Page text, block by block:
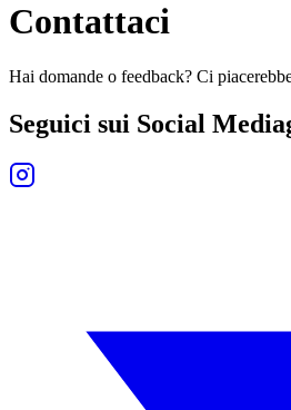
Contattaci
Hai domande o feedback? Ci
Seguici sui Social Media